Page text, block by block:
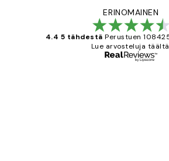
ERINOMAINEN
4.4 5 tähdestä Perustuen
Lue arvosteluja